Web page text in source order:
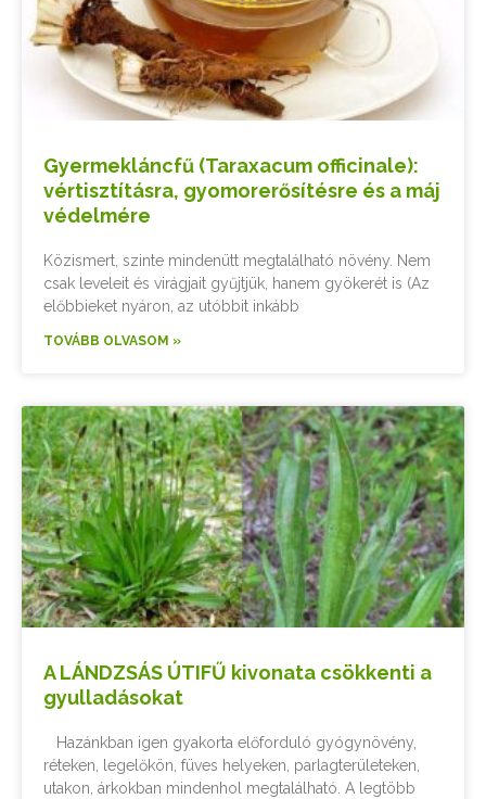
Gyermekláncfű (Taraxacum officinale):
vértisztításra, gyomorerősítésre és a máj
védelmére
Közismert, szinte mindenütt megtalálható növény. Nem
csak leveleit és virágjait gyűjtjük, hanem gyökerét is (Az
előbbieket nyáron, az utóbbit inkább
TOVÁBB OLVASOM »
A LÁNDZSÁS ÚTIFŰ kivonata csökkenti a
gyulladásokat
Hazánkban igen gyakorta előforduló gyógynövény,
réteken, legelőkön, füves helyeken, parlagterületeken,
utakon, árkokban mindenhol megtalálható. A legtöbb